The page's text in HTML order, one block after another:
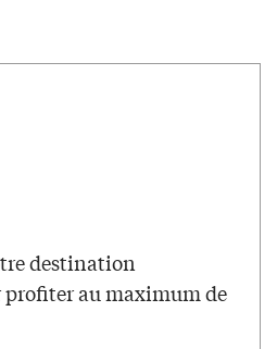
destination
au maximum de